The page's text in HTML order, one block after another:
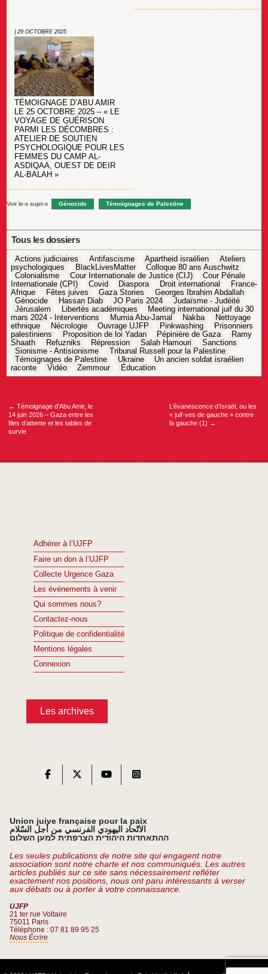
| 29 OCTOBRE 2025
TÉMOIGNAGE D’ABU AMIR
LE 25 OCTOBRE 2025 – « LE
VOYAGE DE GUÉRISON
PARMI LES DÉCOMBRES :
ATELIER DE SOUTIEN
PSYCHOLOGIQUE POUR LES
FEMMES DU CAMP AL-
ASDIQAA, OUEST DE DEIR
AL-BALAH »
Voir le-s sujet-s Génocide Témoignages de Palestine
Tous les dossiers
Actions judiciaires Antifascisme Apartheid israélien
Ateliers
psychologiques
BlackLivesMatter
Colloque 80 ans Auschwitz
Colonialisme
Cour Internationale de Justice (CIJ)
Cour Pénale
Internationale (CPI)
Covid Diaspora Droit international
France-
Afrique
Fêtes juives Gaza Stories
Georges Ibrahim Abdallah
Génocide
Hassan Diab JO Paris 2024
Judaïsme - Judéité
Jérusalem
Libertés académiques
Meeting international juif du 30
mars 2024 - Interventions
Mumia Abu-Jamal Nakba
Nettoyage
ethnique
Nécrologie Ouvrage UJFP Pinkwashing
Prisonniers
palestiniens
Proposition de loi Yadan Pépinière de Gaza
Ramy
Shaath
Refuzniks Répression Salah Hamouri
Sanctions
Sionisme - Antisionisme
Tribunal Russell pour la Palestine
Témoignages de Palestine
Ukraine
Un ancien soldat israélien
raconte
Vidéo Zemmour Éducation
Navigation
← Témoignage d’Abu Amir, le
14 juin 2026 – Gaza entre les
files d’attente et les tables de
survie
L’évanescence d’Israël, ou les
« juif·ves de gauche » contre
la gauche (1) →
Adhérer à l’UJFP
Faire un don à l’UJFP
Collecte Urgence Gaza
Les événements à venir
Qui sommes nous?
Contactez-nous
Politique de confidentialité
Mentions légales
Connexion
Les archives
Union juive française pour la paix
الاتّحاد اليهودي الفرنسي من أجل السّلام
ההתאחדות היהודית הצרפתית למען השלום
Les seules publications de notre site qui engagent notre
association sont notre charte et nos communiqués. Les autres
articles publiés sur ce site sans nécessairement refléter
exactement nos positions, nous ont paru intéressants à verser
aux débats ou à porter à votre connaissance.
UJFP
21 ter rue Voltaire
75011 Paris
Téléphone : 07 81 89 95 25
Nous Écrire